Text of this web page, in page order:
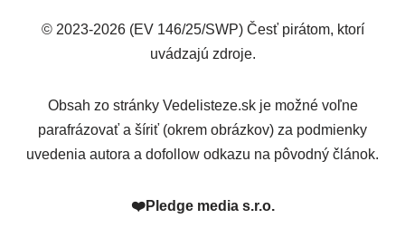
© 2023-2026 (EV 146/25/SWP) Česť pirátom, ktorí
uvádzajú zdroje.
Obsah zo stránky Vedelisteze.sk je možné voľne
parafrázovať a šíriť (okrem obrázkov) za podmienky
uvedenia autora a dofollow odkazu na pôvodný článok.
❤️Pledge media s.r.o.